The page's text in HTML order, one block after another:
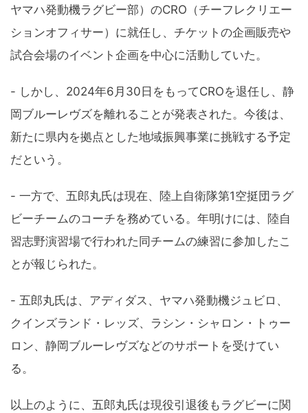
ヤマハ発動機ラグビー部）のCRO（チーフレクリエー
ションオフィサー）に就任し、チケットの企画販売や
試合会場のイベント企画を中心に活動していた。
- しかし、2024年6月30日をもってCROを退任し、静
岡ブルーレヴズを離れることが発表された。今後は、
新たに県内を拠点とした地域振興事業に挑戦する予定
だという。
- 一方で、五郎丸氏は現在、陸上自衛隊第1空挺団ラグ
ビーチームのコーチを務めている。年明けには、陸自
習志野演習場で行われた同チームの練習に参加したこ
とが報じられた。
- 五郎丸氏は、アディダス、ヤマハ発動機ジュビロ、
クインズランド・レッズ、ラシン・シャロン・トゥー
ロン、静岡ブルーレヴズなどのサポートを受けてい
る。
以上のように、五郎丸氏は現役引退後もラグビーに関